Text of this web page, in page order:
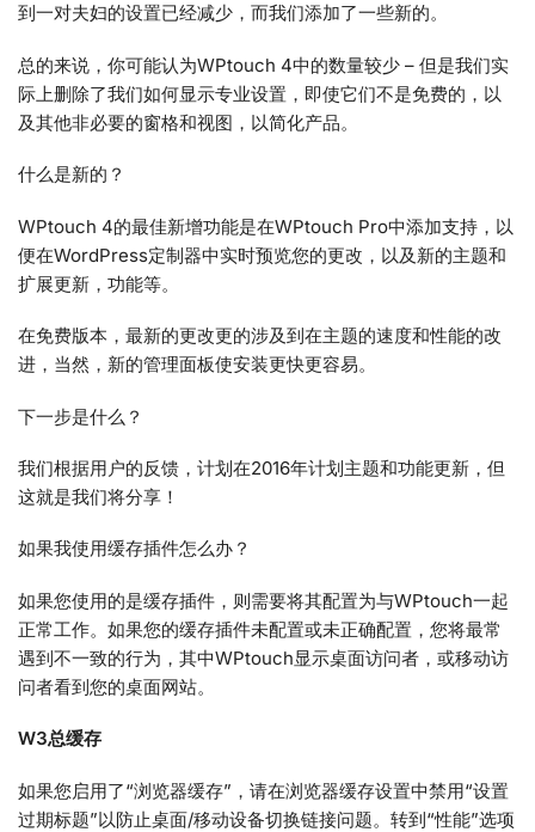
到一对夫妇的设置已经减少，而我们添加了一些新的。
总的来说，你可能认为WPtouch 4中的数量较少 – 但是我们实
际上删除了我们如何显示专业设置，即使它们不是免费的，以
及其他非必要的窗格和视图，以简化产品。
什么是新的？
WPtouch 4的最佳新增功能是在WPtouch Pro中添加支持，以
便在WordPress定制器中实时预览您的更改，以及新的主题和
扩展更新，功能等。
在免费版本，最新的更改更的涉及到在主题的速度和性能的改
进，当然，新的管理面板使安装更快更容易。
下一步是什么？
我们根据用户的反馈，计划在2016年计划主题和功能更新，但
这就是我们将分享！
如果我使用缓存插件怎么办？
如果您使用的是缓存插件，则需要将其配置为与WPtouch一起
正常工作。如果您的缓存插件未配置或未正确配置，您将最常
遇到不一致的行为，其中WPtouch显示桌面访问者，或移动访
问者看到您的桌面网站。
W3总缓存
如果您启用了“浏览器缓存”，请在浏览器缓存设置中禁用“设置
过期标题”以防止桌面/移动设备切换链接问题。转到“性能”选项